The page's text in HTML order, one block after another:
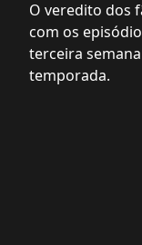
O veredito dos
com os
terceira
temporada.